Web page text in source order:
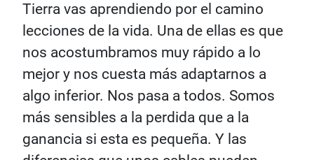
Tierra vas aprendiendo por el camino
lecciones de la vida. Una de ellas es que
nos acostumbramos muy rápido a lo
mejor y nos cuesta más adaptarnos a
algo inferior. Nos pasa a todos. Somos
más sensibles a la perdida que a la
ganancia si esta es pequeña. Y las